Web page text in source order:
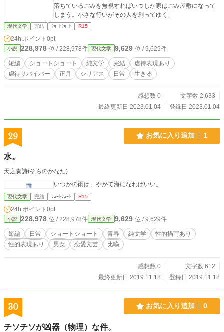
落ちているごみを無視すればいつしか家はごみ屋敷になって
しまう。小さな行いがその人を創ってゆく」
現代文学 完結 ｼｮｰﾄｼｮｰﾄ R15
24h.ポイント 0pt
小説 228,978 位 / 228,978件 現代文学 9,629 位 / 9,629件
短編 ショートショート 純文学 完結
虐待表現あり
虐待サバイバー
正月 シリアス 日常 生きる
感想数 0
文字数 2,633
最終更新日 2023.01.04
登録日 2023.01.04
29 お気に入り追加 1
水。
天之奏詩(そらのかなた)
いつかの雨は、やがて海になればいい。
現代文学 完結 ｼｮｰﾄｼｮｰﾄ R15
24h.ポイント 0pt
小説 228,978 位 / 228,978件 現代文学 9,629 位 / 9,629件
短編 日常 ショートショート 青春 純文学
性的描写あり
性的表現あり
男女 恋愛文芸 比喩
感想数 0
文字数 612
最終更新日 2019.11.18
登録日 2019.11.18
30 お気に入り追加 0
チソチソが凶器（物理）な件。